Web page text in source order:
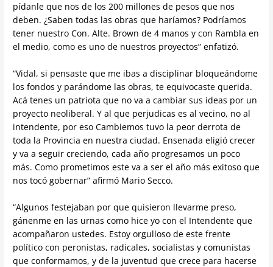
pídanle que nos de los 200 millones de pesos que nos
deben. ¿Saben todas las obras que haríamos? Podríamos
tener nuestro Con. Alte. Brown de 4 manos y con Rambla en
el medio, como es uno de nuestros proyectos” enfatizó.
“Vidal, si pensaste que me ibas a disciplinar bloqueándome
los fondos y parándome las obras, te equivocaste querida.
Acá tenes un patriota que no va a cambiar sus ideas por un
proyecto neoliberal. Y al que perjudicas es al vecino, no al
intendente, por eso Cambiemos tuvo la peor derrota de
toda la Provincia en nuestra ciudad. Ensenada eligió crecer
y va a seguir creciendo, cada año progresamos un poco
más. Como prometimos este va a ser el año más exitoso que
nos tocó gobernar” afirmó Mario Secco.
“Algunos festejaban por que quisieron llevarme preso,
gánenme en las urnas como hice yo con el Intendente que
acompañaron ustedes. Estoy orgulloso de este frente
político con peronistas, radicales, socialistas y comunistas
que conformamos, y de la juventud que crece para hacerse